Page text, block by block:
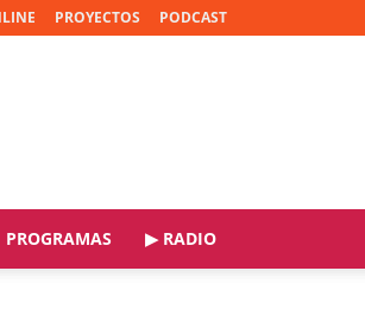
PROYECTOS PODCAST
PROGRAMAS ▶ RADIO